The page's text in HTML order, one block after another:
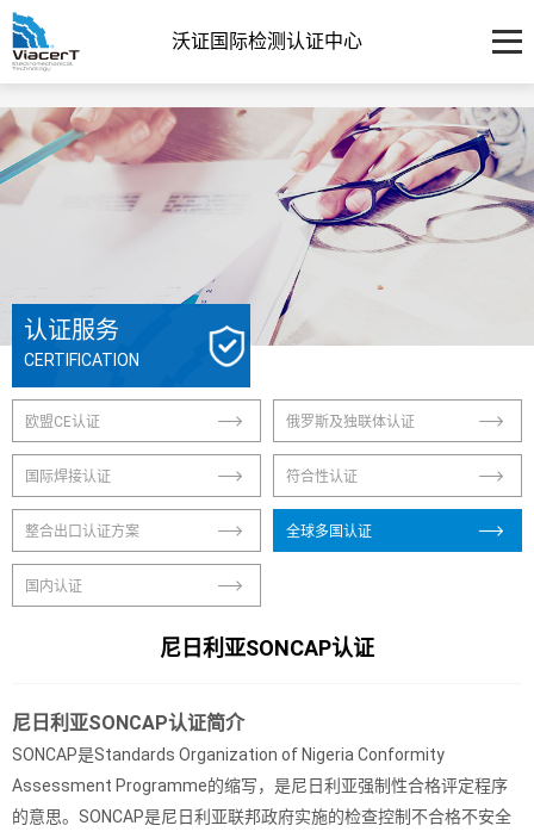
沃证国际检测认证中心
认证服务
CERTIFICATION
欧盟CE认证 俄罗斯及独联体认证
国际焊接认证 符合性认证
整合出口认证方案 全球多国认证
国内认证
尼日利亚SONCAP认证
尼日利亚SONCAP认证简介
SONCAP是Standards Organization of Nigeria Conformity
Assessment Programme的缩写，是尼日利亚强制性合格评定程序
的意思。SONCAP是尼日利亚联邦政府实施的检查控制不合格不安全